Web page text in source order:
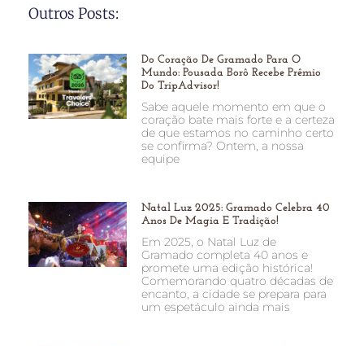
Outros Posts:
Do Coração De Gramado Para O
Mundo: Pousada Borô Recebe Prêmio
Do TripAdvisor!
Sabe aquele momento em que o
coração bate mais forte e a certeza
de que estamos no caminho certo
se confirma? Ontem, a nossa
equipe
Natal Luz 2025: Gramado Celebra 40
Anos De Magia E Tradição!
Em 2025, o Natal Luz de
Gramado completa 40 anos e
promete uma edição histórica!
Comemorando quatro décadas de
encanto, a cidade se prepara para
um espetáculo ainda mais